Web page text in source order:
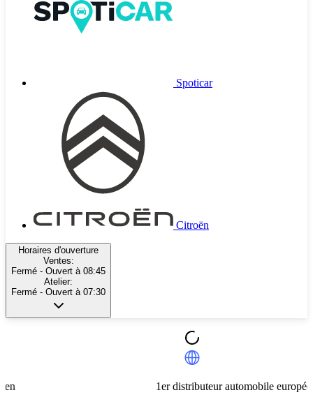
Spoticar
Citroën
Horaires d'ouverture
Ventes:
Fermé - Ouvert à 08:45
Atelier:
Fermé - Ouvert à 07:30
1er distributeur automobile européen